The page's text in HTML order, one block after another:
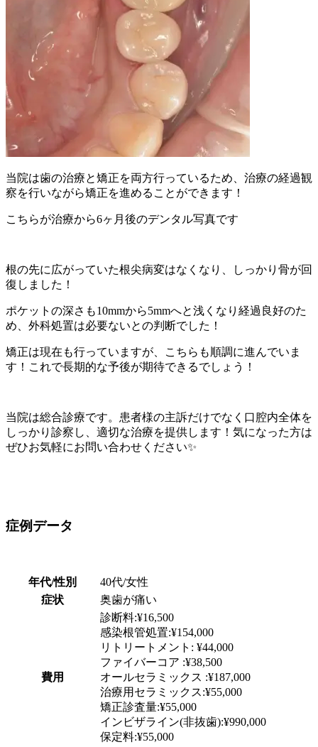
当院は歯の治療と矯正を両方行っているため、治療の経過観
察を行いながら矯正を進めることができます！
こちらが治療から6ヶ月後のデンタル写真です
根の先に広がっていた根尖病変はなくなり、しっかり骨が回
復しました！
ポケットの深さも10mmから5mmへと浅くなり経過良好のた
め、外科処置は必要ないとの判断でした！
矯正は現在も行っていますが、こちらも順調に進んでいま
す！これで長期的な予後が期待できるでしょう！
当院は総合診療です。患者様の主訴だけでなく口腔内全体を
しっかり診察し、適切な治療を提供します！気になった方は
ぜひお気軽にお問い合わせください✨
症例データ
年代/性別
40代/女性
症状
奥歯が痛い
費用
診断料:¥16,500
感染根管処置:¥154,000
リトリートメント: ¥44,000
ファイバーコア :¥38,500
オールセラミックス :¥187,000
治療用セラミックス:¥55,000
矯正診査量:¥55,000
インビザライン(非抜歯):¥990,000
保定料:¥55,000